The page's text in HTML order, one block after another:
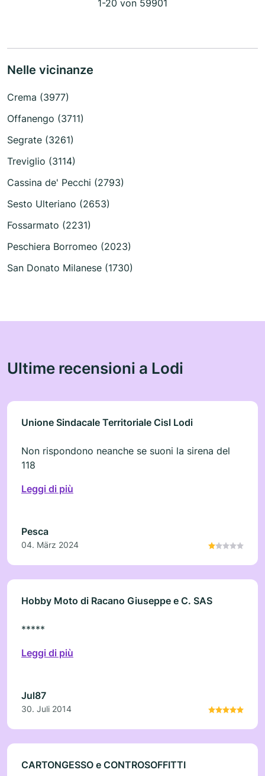
1-20 von 59901
Nelle vicinanze
Crema (3977)
Offanengo (3711)
Segrate (3261)
Treviglio (3114)
Cassina de' Pecchi (2793)
Sesto Ulteriano (2653)
Fossarmato (2231)
Peschiera Borromeo (2023)
San Donato Milanese (1730)
Ultime recensioni a Lodi
Unione Sindacale Territoriale Cisl Lodi
Non rispondono neanche se suoni la sirena del
118
Leggi di più
Pesca
04. März 2024
Hobby Moto di Racano Giuseppe e C. SAS
*****
Leggi di più
Jul87
30. Juli 2014
CARTONGESSO e CONTROSOFFITTI